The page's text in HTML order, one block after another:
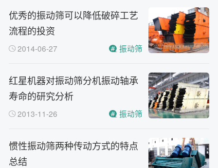
优秀的振动筛可以降低破碎工艺
流程的投资
2014-06-27 振动筛
红星机器对振动筛分机振动轴承
寿命的研究分析
2013-11-26 振动筛
惯性振动筛两种传动方式的特点
总结